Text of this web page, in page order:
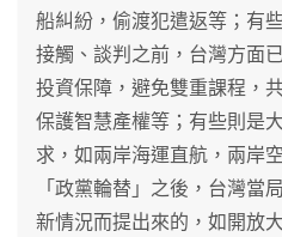
船糾紛，偷渡犯遣返等；有
接觸、談判之前，台灣方面
投資保障，避免雙重課程，
保護智慧產權等；有些則是
求，如兩岸海運直航，兩岸
「政黨輪替」之後，台灣當
新情況而提出來的，如開放